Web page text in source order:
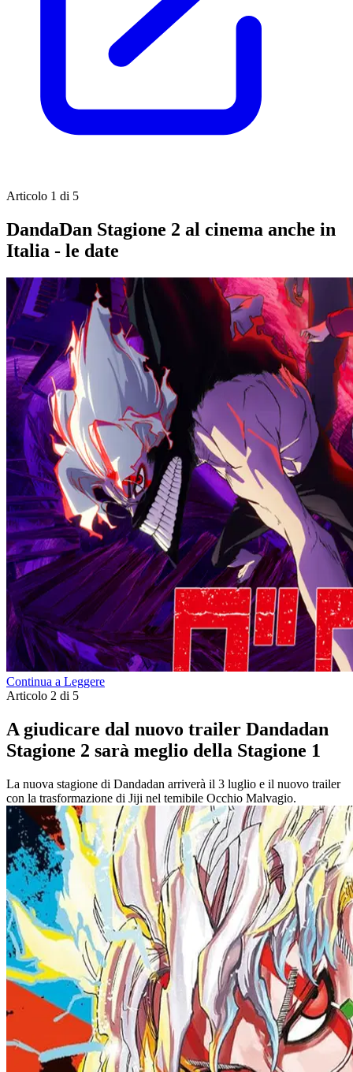
Articolo 1 di 5
DandaDan Stagione 2 al cinema anche in
Italia - le date
Continua a Leggere
Articolo 2 di 5
A giudicare dal nuovo trailer Dandadan
Stagione 2 sarà meglio della Stagione 1
La nuova stagione di Dandadan arriverà il 3 luglio e il nuovo trailer
con la trasformazione di Jiji nel temibile Occhio Malvagio.